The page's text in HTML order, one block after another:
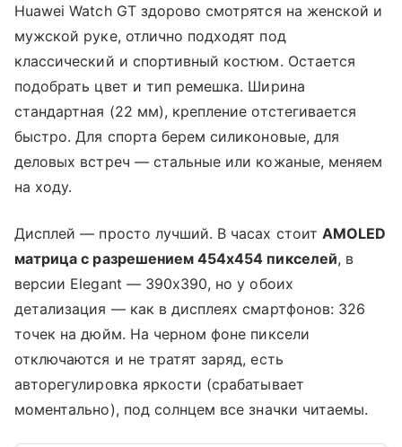
Huawei Watch GT здорово смотрятся на женской и
мужской руке, отлично подходят под
классический и спортивный костюм. Остается
подобрать цвет и тип ремешка. Ширина
стандартная (22 мм), крепление отстегивается
быстро. Для спорта берем силиконовые, для
деловых встреч — стальные или кожаные, меняем
на ходу.
Дисплей — просто лучший. В часах стоит AMOLED
матрица с разрешением 454x454 пикселей, в
версии Elegant — 390x390, но у обоих
детализация — как в дисплеях смартфонов: 326
точек на дюйм. На черном фоне пиксели
отключаются и не тратят заряд, есть
авторегулировка яркости (срабатывает
моментально), под солнцем все значки читаемы.